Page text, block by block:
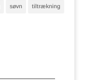
søvn tiltrækning